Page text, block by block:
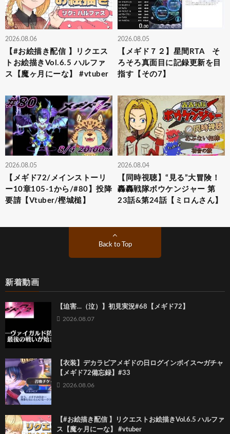
2026.08.06
【#お絵描き配信 】リクエス
トお絵描きVol.6.5 ハルファ
ス【魔ヶ月にーな】 #vtuber
2026.08.05
【メギド７２】星間RTA そ
ろそろ真面目に記録更新を目
指す【その7】
2026.08.05
【メギド72/メインストーリ
ー10章105-1から/#80】投降
要請【Vtuber/樫城槌】
2026.08.04
【同時視聴】“見る”大冒険！
轟轟戦隊ボウケンジャー 第
23話&第24話【ミロんさん】
Back to Top
新着動画
【迫害…（泣）】初見実況#68【メギド72】
2026.08.07
【衣装】デカラビアメギドの日ログインボイス〜ガチャ
【メギド72備忘録】#33
2026.08.06
【#お絵描き配信 】リクエストお絵描きVol.6.5 ハルファ
ス【魔ヶ月にーな】 #vtuber